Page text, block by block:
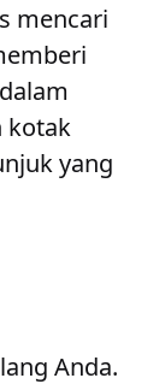
mencari
kotak
yang
Anda.